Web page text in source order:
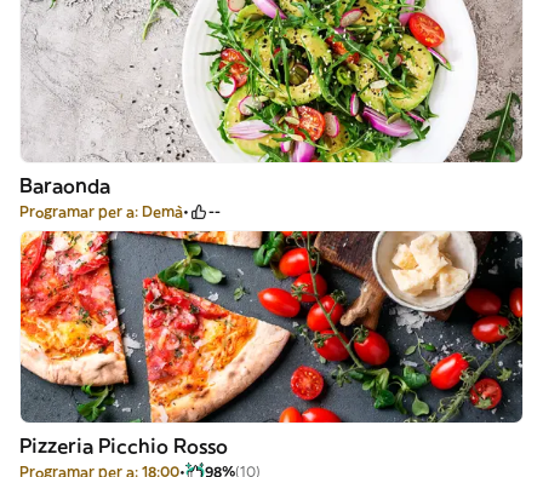
Baraonda
Programar per a: Demà --
Pizzeria Picchio Rosso
Programar per a: 18:00 98%(10)